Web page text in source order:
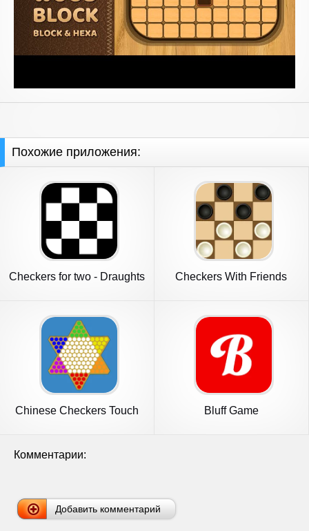
Похожие приложения:
Checkers for two - Draughts
Checkers With Friends
Chinese Checkers Touch Bluff Game
Комментарии:
Добавить комментарий